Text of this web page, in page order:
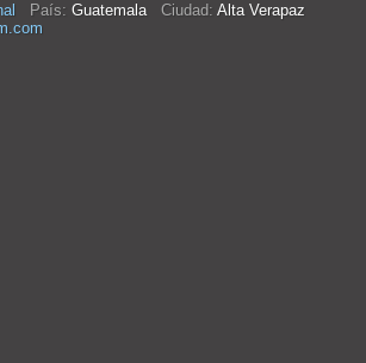
País: Guatemala Ciudad: Alta Verapaz